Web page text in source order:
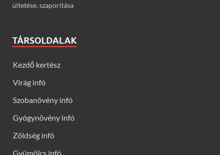
ültetése, szaporítása
TÁRSOLDALAK
Kezdő kertész
Virág infó
Szobanövény infó
Gyógynövény infó
Zöldség infó
Gyümölcs infó